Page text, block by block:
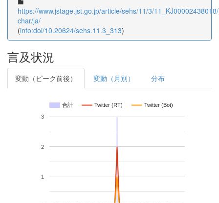
https://www.jstage.jst.go.jp/article/sehs/11/3/
char/ja/
(info:doi/10.20624/sehs.11.3_313)
言及状況
変動（ピーク前後） 変動（月別） 分布
合計 Twitter (RT) Twitter (Bot)
1
2
3